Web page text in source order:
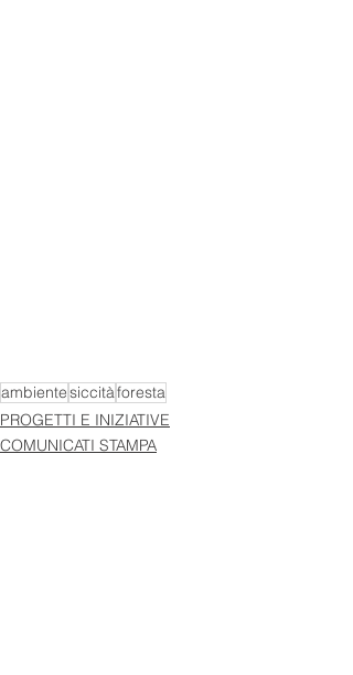
ambientesiccitàforesta
PROGETTI E INIZIATIVE
COMUNICATI STAMPA